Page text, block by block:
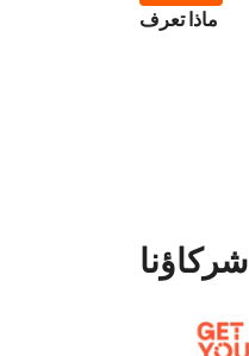
ماذا تعرف
شركاؤنا